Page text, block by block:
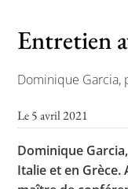
Entretien
Dominique Garcia,
Le 5 avril 2021
Dominique
Italie et en Grèce.